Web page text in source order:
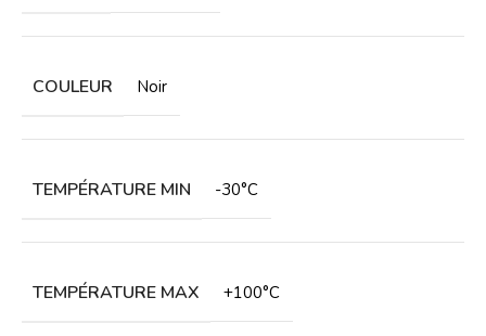
COULEUR Noir
TEMPÉRATURE MIN -30°C
TEMPÉRATURE MAX +100°C